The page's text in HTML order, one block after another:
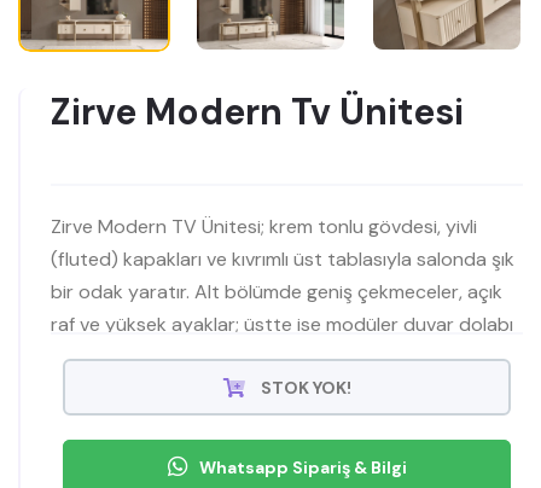
Zirve Modern Tv Ünitesi
Zirve Modern TV Ünitesi; krem tonlu gövdesi, yivli
(fluted) kapakları ve kıvrımlı üst tablasıyla salonda şık
bir odak yaratır. Alt bölümde geniş çekmeceler, açık
raf ve yüksek ayaklar; üstte ise modüler duvar dolabı
dekorlarınıza alan açar. Minimal, modern ve
fonksiyonel bir TV sehpası arayanlar için İnegöl
kalitesiyle ideal.
STOK YOK!
Whatsapp Sipariş & Bilgi